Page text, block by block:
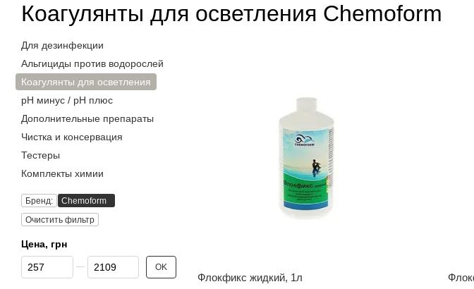
Коагулянты для осветления Chemoform
Флокфикс жидкий, 1л
Для дезинфекции
Альгициды против водорослей
Коагулянты для осветления
pH минус / pH плюс
Дополнительные препараты
Чистка и консервация
Тестеры
Комплекты химии
Бренд:
Chemoform
Очистить фильтр
Цена, грн
От Цена, грн
До Цена, грн OK